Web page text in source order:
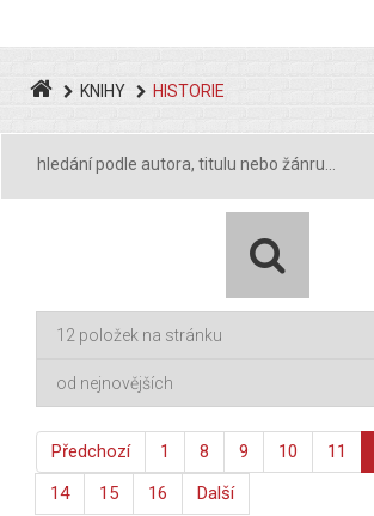
KNIHY HISTORIE
Předchozí 1 8 9 10 11
14
15 16 Další